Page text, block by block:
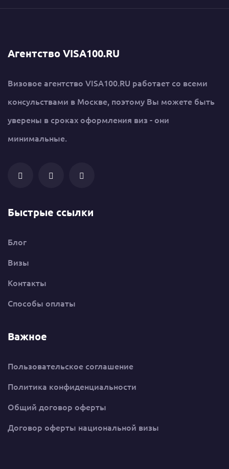
Агентство VISA100.RU
Визовое агентство VISA100.RU работает со всеми
консульствами в Москве, поэтому Вы можете быть
уверены в сроках оформления виз - они
минимальные.
Быстрые ссылки
Блог
Визы
Контакты
Способы оплаты
Важное
Пользовательское соглашение
Политика конфиденциальности
Общий договор оферты
Договор оферты национальной визы